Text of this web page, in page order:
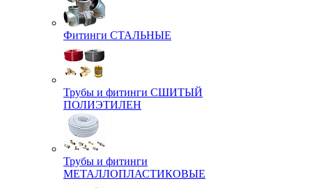
Фитинги СТАЛЬНЫЕ
Трубы и фитинги СШИТЫЙ
ПОЛИЭТИЛЕН
Трубы и фитинги
МЕТАЛЛОПЛАСТИКОВЫЕ